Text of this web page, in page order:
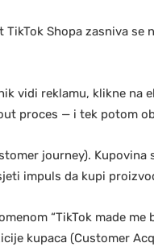
Shopa zasniva se
vidi reklamu, klikne na
proces — i tek potom
journey). Kupovina
impuls da kupi
“TikTok made me
kupaca (Customer